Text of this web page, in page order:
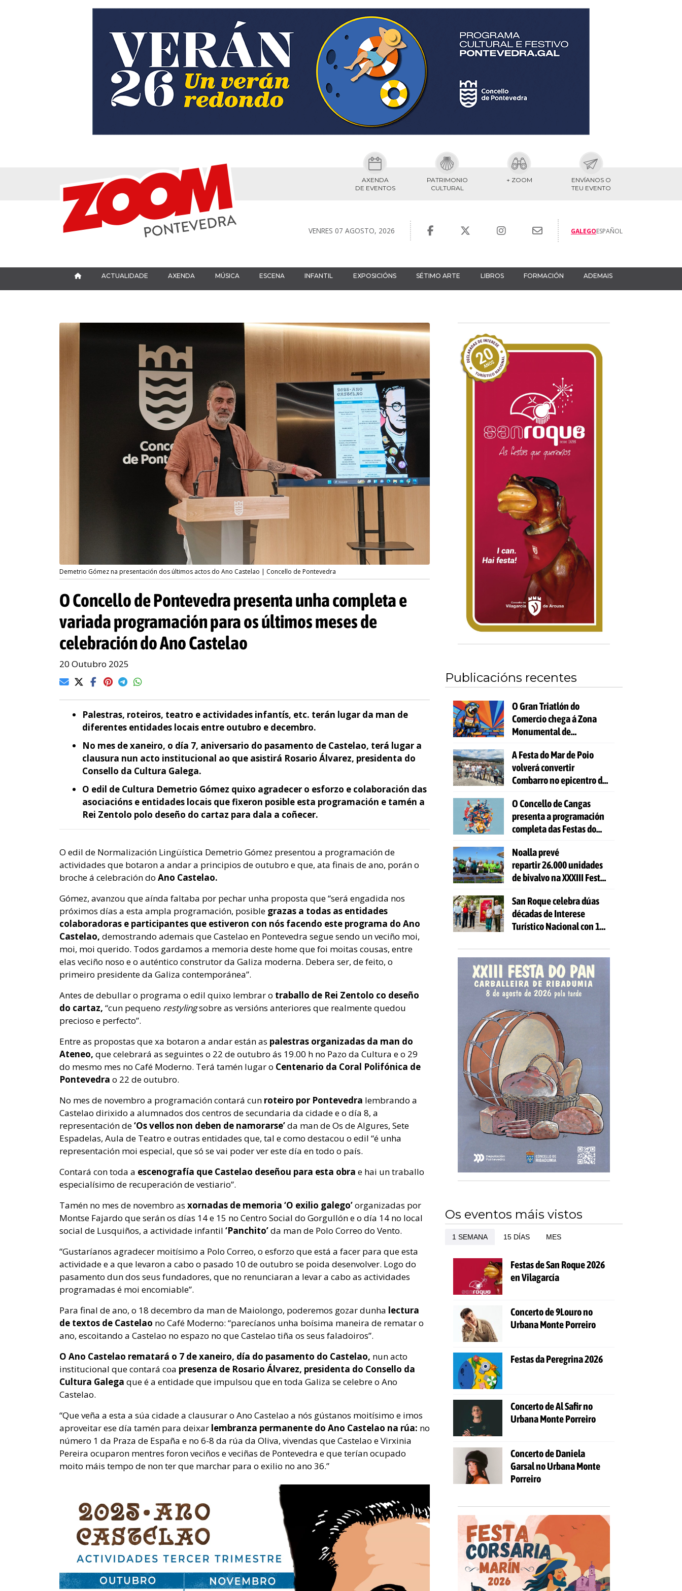
AXENDA
DE EVENTOS
PATRIMONIO
CULTURAL
+ ZOOM
ENVÍANOS O
TEU EVENTO
VENRES 07 AGOSTO, 2026 GALEGOESPAÑOL
ACTUALIDADE AXENDA MÚSICA ESCENA INFANTIL EXPOSICIÓNS SÉTIMO ARTE LIBROS FORMACIÓN ADEMAIS
Demetrio Gómez na presentación dos últimos actos do Ano Castelao | Concello de Pontevedra
O Concello de Pontevedra presenta unha completa e
variada programación para os últimos meses de
celebración do Ano Castelao
20 Outubro 2025
Palestras, roteiros, teatro e actividades infantís, etc. terán lugar da man de
diferentes entidades locais entre outubro e decembro.
No mes de xaneiro, o día 7, aniversario do pasamento de Castelao, terá lugar a
clausura nun acto institucional ao que asistirá Rosario Álvarez, presidenta do
Consello da Cultura Galega.
O edil de Cultura Demetrio Gómez quixo agradecer o esforzo e colaboración das
asociacións e entidades locais que fixeron posible esta programación e tamén a
Rei Zentolo polo deseño do cartaz para dala a coñecer.
O edil de Normalización Lingüística Demetrio Gómez presentou a programación de
actividades que botaron a andar a principios de outubro e que, ata finais de ano, porán o
broche á celebración do Ano Castelao.
Gómez, avanzou que aínda faltaba por pechar unha proposta que “será engadida nos
próximos días a esta ampla programación, posible grazas a todas as entidades
colaboradoras e participantes que estiveron con nós facendo este programa do Ano
Castelao, demostrando ademais que Castelao en Pontevedra segue sendo un veciño moi,
moi, moi querido. Todos gardamos a memoria deste home que foi moitas cousas, entre
elas veciño noso e o auténtico construtor da Galiza moderna. Debera ser, de feito, o
primeiro presidente da Galiza contemporánea”.
Antes de debullar o programa o edil quixo lembrar o traballo de Rei Zentolo co deseño
do cartaz, “cun pequeno restylingsobre as versións anteriores que realmente quedou
precioso e perfecto”.
Entre as propostas que xa botaron a andar están as palestras organizadas da man do
Ateneo, que celebrará as seguintes o 22 de outubro ás 19.00 h no Pazo da Cultura e o 29
do mesmo mes no Café Moderno. Terá tamén lugar o Centenario da Coral Polifónica de
Pontevedra o 22 de outubro.
No mes de novembro a programación contará cun roteiro por Pontevedra lembrando a
Castelao dirixido a alumnados dos centros de secundaria da cidade e o día 8, a
representación de‘Os vellos non deben de namorarse’da man de Os de Algures, Sete
Espadelas, Aula de Teatro e outras entidades que, tal e como destacou o edil “é unha
representación moi especial, que só se vai poder ver este día en todo o país.
Contará con toda a escenografía que Castelao deseñou para esta obra e hai un traballo
especialísimo de recuperación de vestiario”.
Tamén no mes de novembro as xornadas de memoria ‘O exilio galego’organizadas por
Montse Fajardo que serán os días 14 e 15 no Centro Social do Gorgullón e o día 14 no local
social de Lusquiños, a actividade infantil ‘Panchito’da man de Polo Correo do Vento.
“Gustaríanos agradecer moitísimo a Polo Correo, o esforzo que está a facer para que esta
actividade e a que levaron a cabo o pasado 10 de outubro se poida desenvolver. Logo do
pasamento dun dos seus fundadores, que no renunciaran a levar a cabo as actividades
programadas é moi encomiable”.
Para final de ano, o 18 decembro da man de Maiolongo, poderemos gozar dunha lectura
de textos de Castelao no Café Moderno: “parecíanos unha boísima maneira de rematar o
ano, escoitando a Castelao no espazo no que Castelao tiña os seus faladoiros”.
O Ano Castelao rematará o 7 de xaneiro, día do pasamento do Castelao, nun acto
institucional que contará coa presenza de Rosario Álvarez, presidenta do Consello da
Cultura Galega que é a entidade que impulsou que en toda Galiza se celebre o Ano
Castelao.
“Que veña a esta a súa cidade a clausurar o Ano Castelao a nós gústanos moitísimo e imos
aproveitar ese día tamén para deixar lembranza permanente do Ano Castelao na rúa: no
número 1 da Praza de España e no 6-8 da rúa da Oliva, vivendas que Castelao e Virxinia
Pereira ocuparon mentres foron veciños e veciñas de Pontevedra e que terían ocupado
moito máis tempo de non ter que marchar para o exilio no ano 36.”
Publicacións recentes
O Gran Triatlón do
Comercio chega á Zona
Monumental de
A Festa do Mar de Poio
volverá convertir
Combarro no epicentro da
O Concello de Cangas
presenta a programación
completa das Festas do
Noalla prevé
repartir 26.000 unidades
de bivalvo na XXXIII Festa
San Roque celebra dúas
décadas de Interese
Turístico Nacional con 10
actividades gratuítas
Os eventos máis vistos
1 SEMANA 15 DÍAS MES
Festas de San Roque 2026
en Vilagarcía
Concerto de 9Louro no
Urbana Monte Porreiro
Festas da Peregrina 2026
Concerto de Al Safir no
Urbana Monte Porreiro
Concerto de Daniela
Garsal no Urbana Monte
Porreiro